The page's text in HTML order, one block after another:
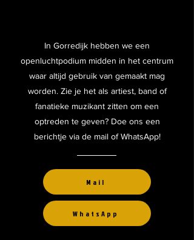
In Gorredijk hebben we een
openluchtpodium midden in het centrum
waar altijd gebruik van gemaakt mag
worden. Zie je het als artiest, band of
fanatieke muzikant zitten om een
optreden te geven? Doe ons een
berichtje via de mail of WhatsApp!
Mail
WhatsApp